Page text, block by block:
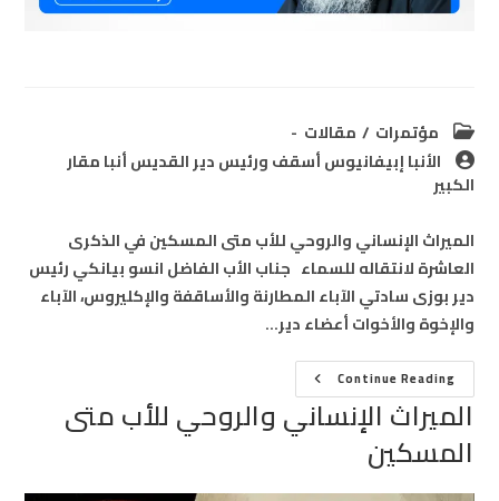
Post
category:
مؤتمرات / مقالات
Post
author:
الأنبا إبيفانيوس أسقف ورئيس دير القديس أنبا مقار
الكبير
الميراث الإنساني والروحي للأب متى المسكين في الذكرى
العاشرة لانتقاله للسماء جناب الأب الفاضل انسو بيانكي رئيس
دير بوزى سادتي الآباء المطارنة والأساقفة والإكليروس، الآباء
والإخوة والأخوات أعضاء دير…
Continue Readingالميراث
الإنساني
والروحي
للأب
الميراث الإنساني والروحي للأب متى
المسكين